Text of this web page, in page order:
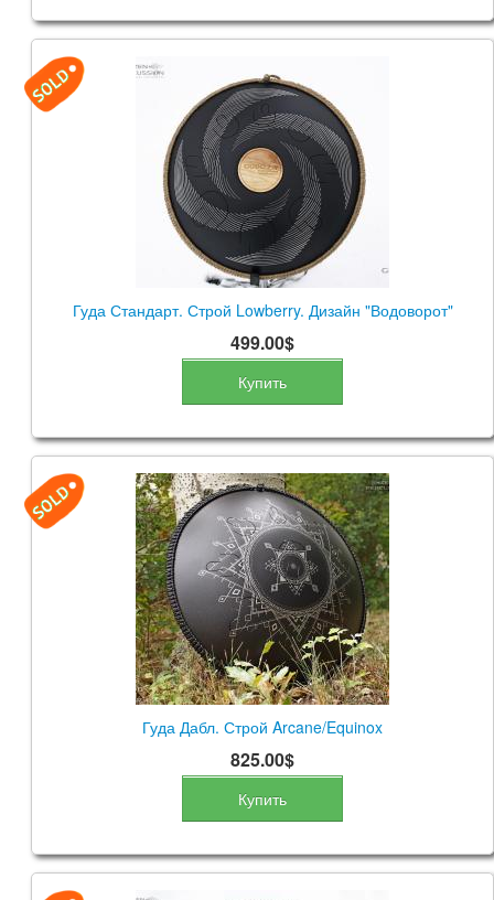
Гуда Стандарт. Строй Lowberry. Дизайн "Водоворот"
499.00$
Купить
Гуда Дабл. Строй Arcane/Equinox
825.00$
Купить